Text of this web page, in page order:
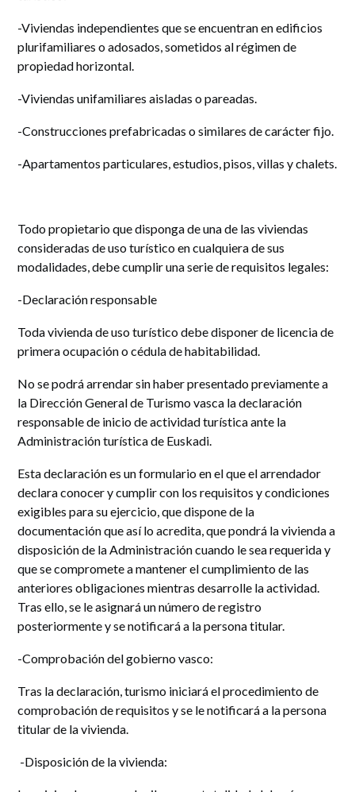
-Viviendas independientes que se encuentran en edificios
plurifamiliares o adosados, sometidos al régimen de
propiedad horizontal.
-Viviendas unifamiliares aisladas o pareadas.
-Construcciones prefabricadas o similares de carácter fijo.
-Apartamentos particulares, estudios, pisos, villas y chalets.
Todo propietario que disponga de una de las viviendas
consideradas de uso turístico en cualquiera de sus
modalidades, debe cumplir una serie de requisitos legales:
-Declaración responsable
Toda vivienda de uso turístico debe disponer de licencia de
primera ocupación o cédula de habitabilidad.
No se podrá arrendar sin haber presentado previamente a
la Dirección General de Turismo vasca la declaración
responsable de inicio de actividad turística ante la
Administración turística de Euskadi.
Esta declaración es un formulario en el que el arrendador
declara conocer y cumplir con los requisitos y condiciones
exigibles para su ejercicio, que dispone de la
documentación que así lo acredita, que pondrá la vivienda a
disposición de la Administración cuando le sea requerida y
que se compromete a mantener el cumplimiento de las
anteriores obligaciones mientras desarrolle la actividad.
Tras ello, se le asignará un número de registro
posteriormente y se notificará a la persona titular.
-Comprobación del gobierno vasco:
Tras la declaración, turismo iniciará el procedimiento de
comprobación de requisitos y se le notificará a la persona
titular de la vivienda.
-Disposición de la vivienda: